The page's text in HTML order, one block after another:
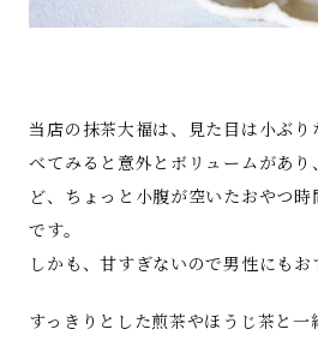
当店の抹茶大福は、見た目は小ぶ
べてみると意外とボリュームがあ
ど、ちょっと小腹が空いたおやつ
です。
しかも、甘すぎないので男性にもお
すっきりとした煎茶やほうじ茶と一